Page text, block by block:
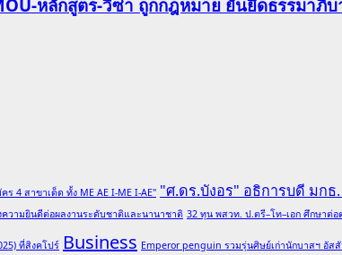
หลักสูตร-วีซ่า ถูกกฎหมาย ยันยึดธรรมาภิบ
4 สาขาเด็ด ทั้ง ME AE I-ME I-AE" "ศ.ดร.บังอร" อธิการบดี มก
วามยินดีต่อผลงานระดับชาติและนานาชาติ 32 ทุน พสวท. ป.ตรี–โท–เอก ศึกษาต่อ
ที่สิงคโปร์ Business Emperor penguin รวมรุ่นศิษย์เก่านักบาสฯ อัส